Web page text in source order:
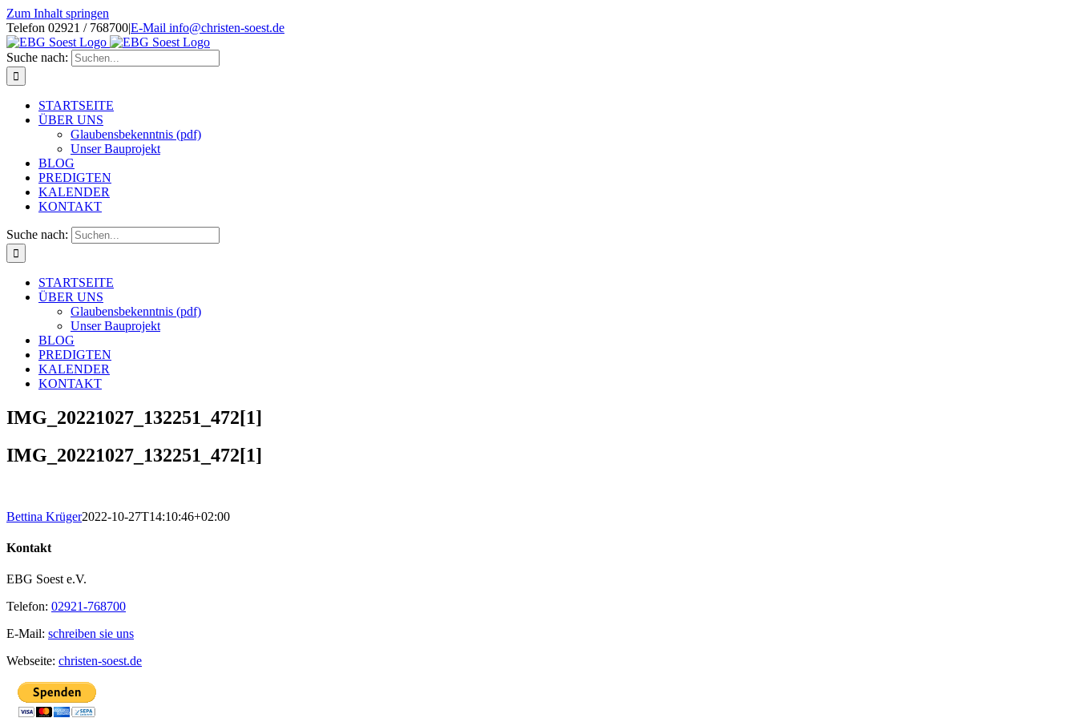
Zum Inhalt springen
Telefon 02921 / 768700|E-Mail info@christen-soest.de
Suche nach:
STARTSEITE
ÜBER UNS
Glaubensbekenntnis (pdf)
Unser Bauprojekt
BLOG
PREDIGTEN
KALENDER
KONTAKT
Suche nach:
STARTSEITE
ÜBER UNS
Glaubensbekenntnis (pdf)
Unser Bauprojekt
BLOG
PREDIGTEN
KALENDER
KONTAKT
IMG_20221027_132251_472[1]
IMG_20221027_132251_472[1]
Bettina Krüger2022-10-27T14:10:46+02:00
Kontakt
EBG Soest e.V.
Telefon: 02921-768700
E-Mail: schreiben sie uns
Webseite: christen-soest.de